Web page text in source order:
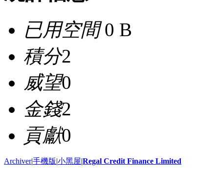
已用空間0 B
積分2
威望0
金錢2
貢獻0
Archiver|手機版|小黑屋|Regal Credit Finance Limited